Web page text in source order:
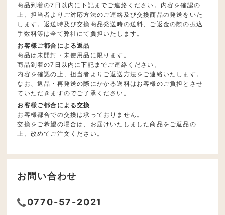
商品到着の7日以内に下記までご連絡ください。内容を確認の
上、担当者よりご対応方法のご連絡及び交換商品の発送をいた
します。返送時及び交換商品発送時の送料、ご返金の際の振込
手数料等は全て弊社にて負担いたします。
お客様ご都合による返品
商品は未開封・未使用品に限ります。
商品到着の7日以内に下記までご連絡ください。
内容を確認の上、担当者よりご返送方法をご連絡いたします。
なお、返品・再発送の際にかかる送料はお客様のご負担とさせ
ていただきますのでご了承ください。
お客様ご都合による交換
お客様都合での交換は承っておりません。
交換をご希望の場合は、お届けいたしました商品をご返品の
上、改めてご注文ください。
お問い合わせ
0770-57-2021